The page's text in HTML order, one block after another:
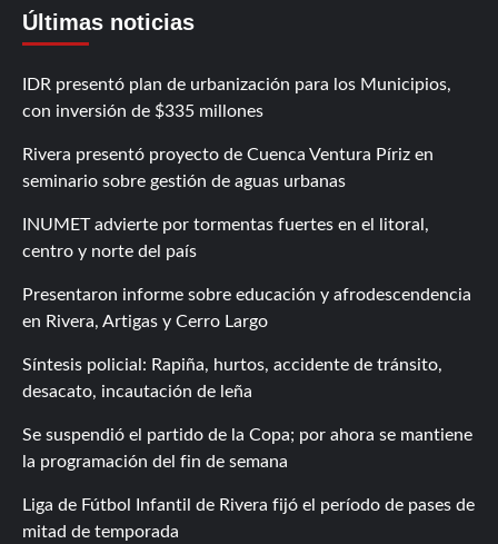
Últimas noticias
IDR presentó plan de urbanización para los Municipios,
con inversión de $335 millones
Rivera presentó proyecto de Cuenca Ventura Píriz en
seminario sobre gestión de aguas urbanas
INUMET advierte por tormentas fuertes en el litoral,
centro y norte del país
Presentaron informe sobre educación y afrodescendencia
en Rivera, Artigas y Cerro Largo
Síntesis policial: Rapiña, hurtos, accidente de tránsito,
desacato, incautación de leña
Se suspendió el partido de la Copa; por ahora se mantiene
la programación del fin de semana
Liga de Fútbol Infantil de Rivera fijó el período de pases de
mitad de temporada